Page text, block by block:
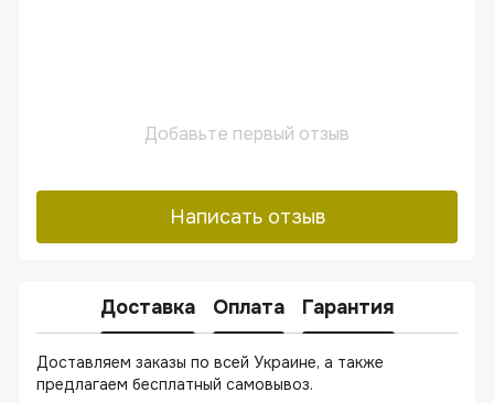
Добавьте первый отзыв
Написать отзыв
Доставка Оплата Гарантия
Доставляем заказы по всей Украине, а также
предлагаем бесплатный самовывоз.